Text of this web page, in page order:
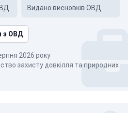
Видано висновків ОВД
з ОВД
2026 року
захисту довкілля та природних